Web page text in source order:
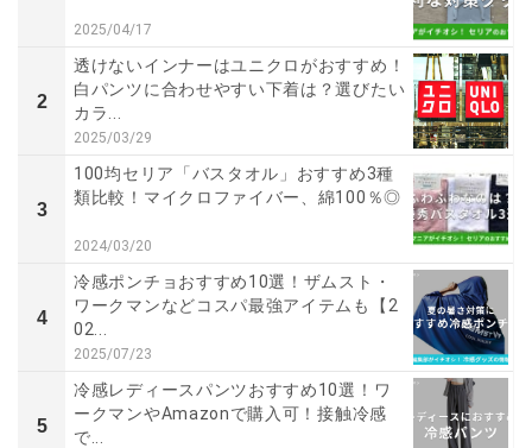
2025/04/17
2
透けないインナーはユニクロがおすすめ！
白パンツに合わせやすい下着は？選びたい
カラ...
2025/03/29
3
100均セリア「バスタオル」おすすめ3種
類比較！マイクロファイバー、綿100％◎
2024/03/20
4
冷感ポンチョおすすめ10選！ザムスト・
ワークマンなどコスパ最強アイテムも【2
02...
2025/07/23
5
冷感レディースパンツおすすめ10選！ワ
ークマンやAmazonで購入可！接触冷感
で...